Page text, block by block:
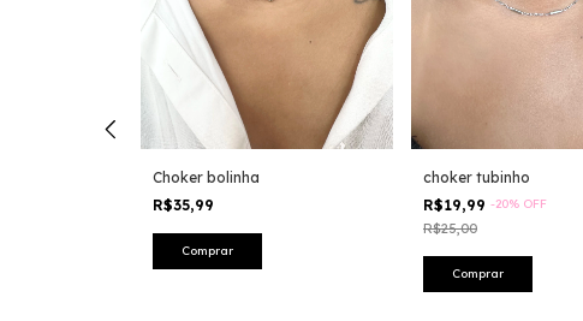
Choker bolinha
R$35,99
choker tubinho
R$19,99 -20% OFF
R$25,00